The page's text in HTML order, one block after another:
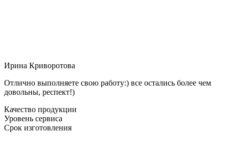
Ирина Криворотова
Отлично выполняете свою работу:) все остались более чем
довольны, респект!)
Качество продукции
Уровень сервиса
Срок изготовления